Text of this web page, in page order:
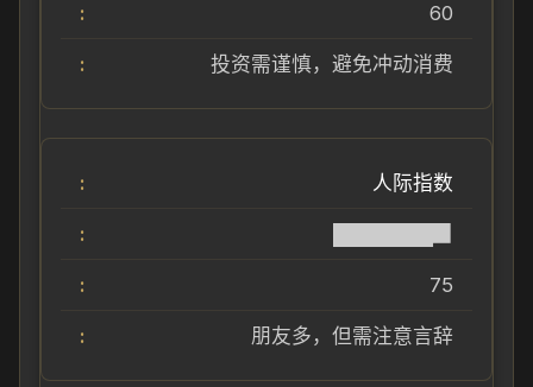
60
投资需谨慎，避免冲动消费
人际指数
75
朋友多，但需注意言辞